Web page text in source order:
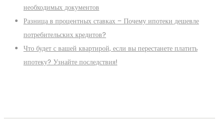
необходимых документов
Разница в процентных ставках – Почему ипотеки дешевле
потребительских кредитов?
Что будет с вашей квартирой, если вы перестанете платить
ипотеку? Узнайте последствия!